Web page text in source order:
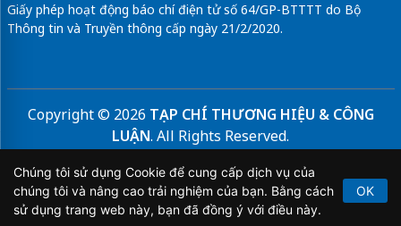
Giấy phép hoạt động báo chí điện tử số 64/GP-BTTTT do Bộ
Thông tin và Truyền thông cấp ngày 21/2/2020.
Copyright © 2026 TẠP CHÍ THƯƠNG HIỆU & CÔNG
LUẬN. All Rights Reserved.
Bản quyền thuộc Tạp chí Thương hiệu và Công luận. Cấm
sao chép dưới mọi hình thức nếu không có sự chấp thuận
bằng văn bản.
Chúng tôi sử dụng Cookie để cung cấp dịch vụ của
chúng tôi và nâng cao trải nghiệm của bạn. Bằng cách
sử dụng trang web này, bạn đã đồng ý với điều này.
OK